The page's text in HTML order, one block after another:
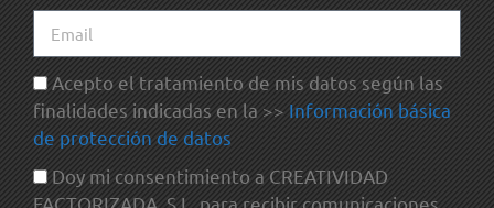
Acepto el tratamiento de mis datos según las
finalidades indicadas en la >> Información básica
de protección de datos
Doy mi consentimiento a CREATIVIDAD
FACTORIZADA, S.L. para recibir comunicaciones